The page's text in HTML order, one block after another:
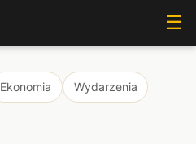
☰
Ekonomia Wydarzenia